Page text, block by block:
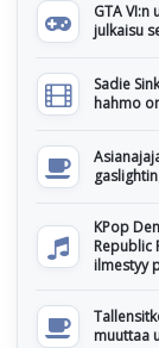
GTA
julkaisu
Sadie
hahmo
KPop
Republic
ilmestyy
muuttaa